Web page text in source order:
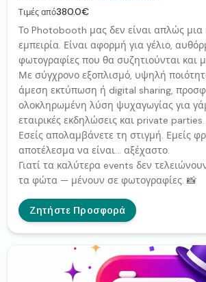
Τιμές από380.0€
Το Photobooth μας δεν είναι απλώς μια
εμπειρία. Είναι αφορμή για γέλιο,
φωτογραφίες που θα συζητιούνται και
Με σύγχρονο εξοπλισμό, υψηλή
άμεση εκτύπωση ή digital sharing,
ολοκληρωμένη λύση ψυχαγωγίας για
εταιρικές εκδηλώσεις και private parties.
Εσείς απολαμβάνετε τη στιγμή. Εμείς
αποτέλεσμα να είναι… αξέχαστο.
Γιατί τα καλύτερα events δεν
τα φώτα — μένουν σε φωτογραφίες. 📸
Ζητήστε Προσφορά